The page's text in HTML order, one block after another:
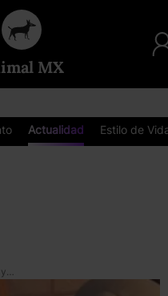
MX
Actualidad Estilo de
*El Cruz Azul la volvió a cruzazulear* y estos son los mejores memes del partido